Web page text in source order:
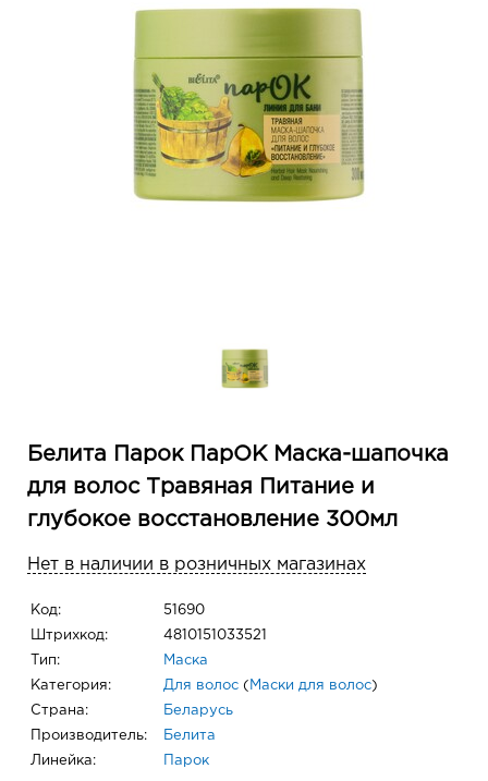
Белита Парок ПарОК Маска-шапочка
для волос Травяная Питание и
глубокое восстановление 300мл
Нет в наличии в розничных магазинах
Код: 51690
Штрихкод: 4810151033521
Тип: Маска
Категория: Для волос ( Маски для волос)
Страна: Беларусь
Производитель: Белита
Линейка: Парок